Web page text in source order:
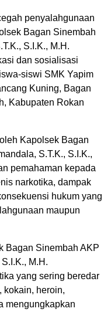
penyalahgunaan
Bagan Sinembah
S.I.K., M.H.
dan sosialisasi
siswi SMK Yapim
Kuning, Bagan
Kabupaten Rokan
Kapolsek Bagan
S.T.K., S.I.K.,
pemahaman kepada
narkotika, dampak
hukum yang
maupun
Bagan Sinembah AKP
M.H.
yang sering beredar
kokain, heroin,
mengungkapkan